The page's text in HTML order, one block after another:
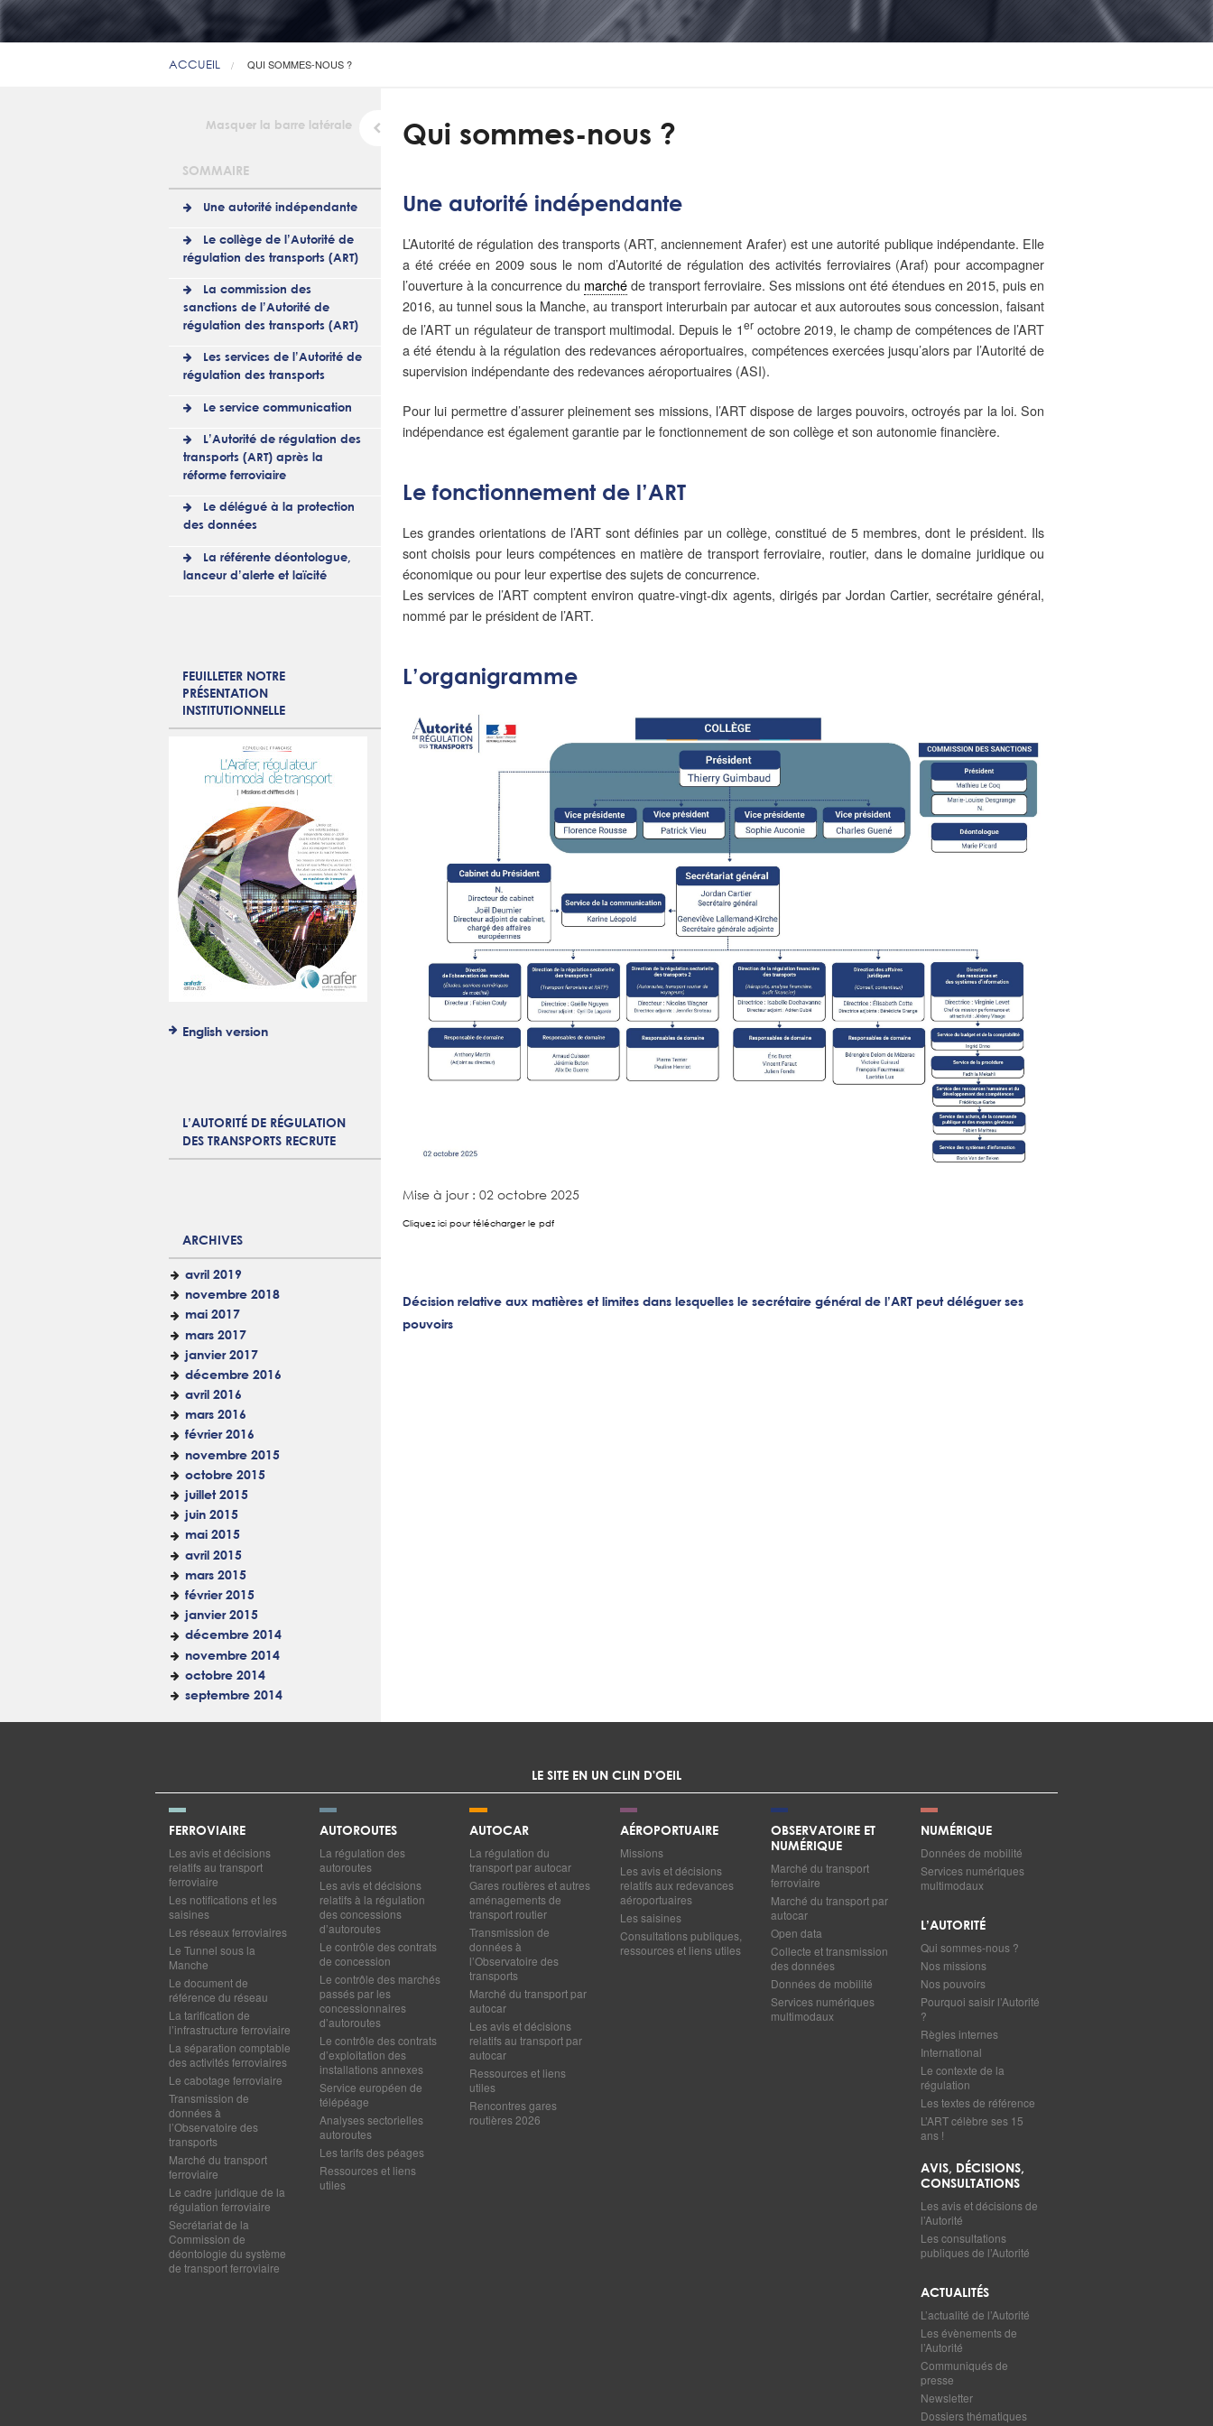
ACCUEIL QUI SOMMES-NOUS ?
Masquer la barre latérale
SOMMAIRE
Une autorité indépendante
Le collège de l’Autorité de
régulation des transports (ART)
La commission des
sanctions de l’Autorité de
régulation des transports (ART)
Les services de l’Autorité de
régulation des transports
Le service communication
L’Autorité de régulation des
transports (ART) après la
réforme ferroviaire
Le délégué à la protection
des données
La référente déontologue,
lanceur d’alerte et laïcité
FEUILLETER NOTRE
PRÉSENTATION
INSTITUTIONNELLE
English version
L’AUTORITÉ DE RÉGULATION
DES TRANSPORTS RECRUTE
ARCHIVES
avril 2019
novembre 2018
mai 2017
mars 2017
janvier 2017
décembre 2016
avril 2016
mars 2016
février 2016
novembre 2015
octobre 2015
juillet 2015
juin 2015
mai 2015
avril 2015
mars 2015
février 2015
janvier 2015
décembre 2014
novembre 2014
octobre 2014
septembre 2014
Qui sommes-nous ?
Une autorité indépendante
L’Autorité de régulation des transports (ART, anciennement Arafer) est une autorité publique indépendante. Elle
a été créée en 2009 sous le nom d’Autorité de régulation des activités ferroviaires (Araf) pour accompagner
l’ouverture à la concurrence du marchéde transport ferroviaire. Ses missions ont été étendues en 2015, puis en
2016, au tunnel sous la Manche, au transport interurbain par autocar et aux autoroutes sous concession, faisant
de l’ART un régulateur de transport multimodal. Depuis le 1eroctobre 2019, le champ de compétences de l’ART
a été étendu à la régulation des redevances aéroportuaires, compétences exercées jusqu’alors par l’Autorité de
supervision indépendante des redevances aéroportuaires (ASI).
Pour lui permettre d’assurer pleinement ses missions, l’ART dispose de larges pouvoirs, octroyés par la loi. Son
indépendance est également garantie par le fonctionnement de son collège et son autonomie financière.
Le fonctionnement de l’ART
Les grandes orientations de l’ART sont définies par un collège, constitué de 5 membres, dont le président. Ils
sont choisis pour leurs compétences en matière de transport ferroviaire, routier, dans le domaine juridique ou
économique ou pour leur expertise des sujets de concurrence.
Les services de l’ART comptent environ quatre-vingt-dix agents, dirigés par Jordan Cartier, secrétaire général,
nommé par le président de l’ART.
L’organigramme
Mise à jour : 02 octobre 2025
Cliquez ici pour télécharger le pdf
Décision relative aux matières et limites dans lesquelles le secrétaire général de l’ART peut déléguer ses
pouvoirs
LE SITE EN UN CLIN D'OEIL
FERROVIAIRE
Les avis et décisions
relatifs au transport
ferroviaire
Les notifications et les
saisines
Les réseaux ferroviaires
Le Tunnel sous la
Manche
Le document de
référence du réseau
La tarification de
l’infrastructure ferroviaire
La séparation comptable
des activités ferroviaires
Le cabotage ferroviaire
Transmission de
données à
l’Observatoire des
transports
Marché du transport
ferroviaire
Le cadre juridique de la
régulation ferroviaire
Secrétariat de la
Commission de
déontologie du système
de transport ferroviaire
AUTOROUTES
La régulation des
autoroutes
Les avis et décisions
relatifs à la régulation
des concessions
d’autoroutes
Le contrôle des contrats
de concession
Le contrôle des marchés
passés par les
concessionnaires
d’autoroutes
Le contrôle des contrats
d’exploitation des
installations annexes
Service européen de
télépéage
Analyses sectorielles
autoroutes
Les tarifs des péages
Ressources et liens
utiles
AUTOCAR
La régulation du
transport par autocar
Gares routières et autres
aménagements de
transport routier
Transmission de
données à
l’Observatoire des
transports
Marché du transport par
autocar
Les avis et décisions
relatifs au transport par
autocar
Ressources et liens
utiles
Rencontres gares
routières 2026
AÉROPORTUAIRE
Missions
Les avis et décisions
relatifs aux redevances
aéroportuaires
Les saisines
Consultations publiques,
ressources et liens utiles
OBSERVATOIRE ET
NUMÉRIQUE
Marché du transport
ferroviaire
Marché du transport par
autocar
Open data
Collecte et transmission
des données
Données de mobilité
Services numériques
multimodaux
NUMÉRIQUE
Données de mobilité
Services numériques
multimodaux
L’AUTORITÉ
Qui sommes-nous ?
Nos missions
Nos pouvoirs
Pourquoi saisir l’Autorité
?
Règles internes
International
Le contexte de la
régulation
Les textes de référence
L’ART célèbre ses 15
ans !
AVIS, DÉCISIONS,
CONSULTATIONS
Les avis et décisions de
l’Autorité
Les consultations
publiques de l’Autorité
ACTUALITÉS
L’actualité de l’Autorité
Les évènements de
l’Autorité
Communiqués de
presse
Newsletter
Dossiers thématiques